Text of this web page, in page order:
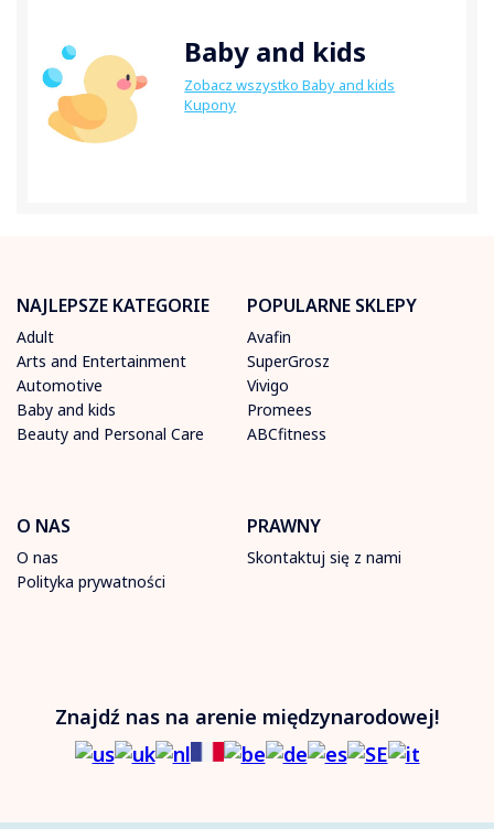
Baby and kids
Zobacz wszystko Baby and kids
Kupony
NAJLEPSZE KATEGORIE
Adult
Arts and Entertainment
Automotive
Baby and kids
Beauty and Personal Care
POPULARNE SKLEPY
Avafin
SuperGrosz
Vivigo
Promees
ABCfitness
O NAS
O nas
Polityka prywatności
PRAWNY
Skontaktuj się z nami
Znajdź nas na arenie międzynarodowej!